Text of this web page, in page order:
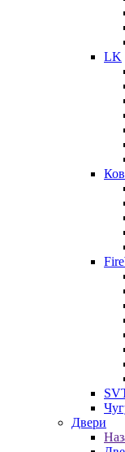
LK
Двери